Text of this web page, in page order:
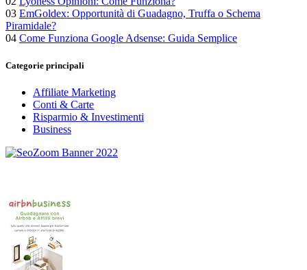
03 EmGoldex: Opportunità di Guadagno, Truffa o Schema
Piramidale?
04 Come Funziona Google Adsense: Guida Semplice
Categorie principali
Affiliate Marketing
Conti & Carte
Risparmio & Investimenti
Business